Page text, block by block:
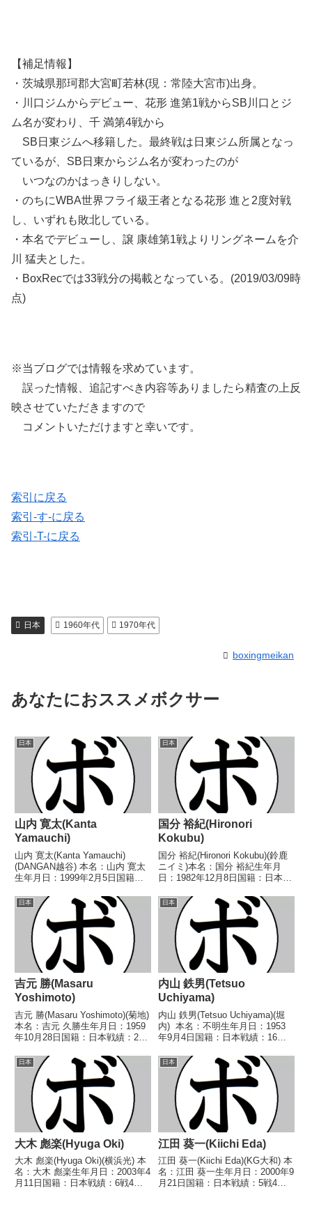
【補足情報】
・茨城県那珂郡大宮町若林(現：常陸大宮市)出身。
・川口ジムからデビュー、花形 進第1戦からSB川口とジ
ム名が変わり、千 満第4戦から
SB日東ジムへ移籍した。最終戦は日東ジム所属となっ
ているが、SB日東からジム名が変わったのが
いつなのかはっきりしない。
・のちにWBA世界フライ級王者となる花形 進と2度対戦
し、いずれも敗北している。
・本名でデビューし、譲 康雄第1戦よりリングネームを介
川 猛夫とした。
・BoxRecでは33戦分の掲載となっている。(2019/03/09時
点)
※当ブログでは情報を求めています。
誤った情報、追記すべき内容等ありましたら精査の上反
映させていただきますので
コメントいただけますと幸いです。
索引に戻る
索引-す-に戻る
索引-T-に戻る
日本 1960年代 1970年代
boxingmeikan
あなたにおススメボクサー
日本
山内 寛太(Kanta
Yamauchi)
山内 寛太(Kanta Yamauchi)
(DANGAN越谷) 本名：山内 寛太
生年月日：1999年2月5日国籍：
分 【獲得タイトル】なし 【戦
歴】2019/08/06 ●1RTKO 松浦
諒太(ドリーム...
日本
国分 裕紀(Hironori
Kokubu)
国分 裕紀(Hironori Kokubu)(鈴鹿
ニイミ)本名：国分 裕紀生年月
日：1982年12月8日国籍：日本戦
なし【戦歴】2005/11/05 △4R
判定 0-1(37-38、38-38、38-
38) ...
日本
吉元 勝(Masaru
Yoshimoto)
吉元 勝(Masaru Yoshimoto)(菊地)
本名：吉元 久勝生年月日：1959
年10月28日国籍：日本戦績：21
ル】なし【戦歴】1982/05/16
○4R判定 (採点不明) 藤原 富男
(セキ)...
日本
内山 鉄男(Tetsuo
Uchiyama)
内山 鉄男(Tetsuo Uchiyama)(堀
内) 本名：不明生年月日：1953
年9月4日国籍：日本戦績：16戦
1973年度全日本スーパーフェザ
ー級新人王 【戦歴】
1973/09/08 ○4R判...
日本
大木 彪楽(Hyuga Oki)
大木 彪楽(Hyuga Oki)(横浜光) 本
名：大木 彪楽生年月日：2003年4
月11日国籍：日本戦績：6戦4勝
日本
江田 葵一(Kiichi Eda)
江田 葵一(Kiichi Eda)(KG大和) 本
名：江田 葵一生年月日：2000年9
月21日国籍：日本戦績：5戦4勝